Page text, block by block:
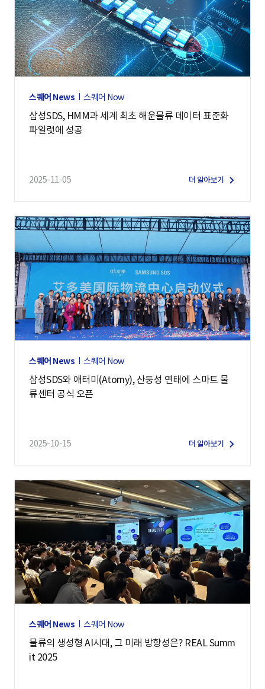
스퀘어 News 스퀘어 Now
삼성SDS, HMM과 세계 최초 해운물류 데이터 표준화
파일럿에 성공
2025-11-05 더 알아보기
스퀘어 News 스퀘어 Now
삼성SDS와 애터미(Atomy), 산둥성 연태에 스마트 물
류센터 공식 오픈
2025-10-15 더 알아보기
스퀘어 News 스퀘어 Now
물류의 생성형 AI시대, 그 미래 방향성은? REAL Summ
it 2025